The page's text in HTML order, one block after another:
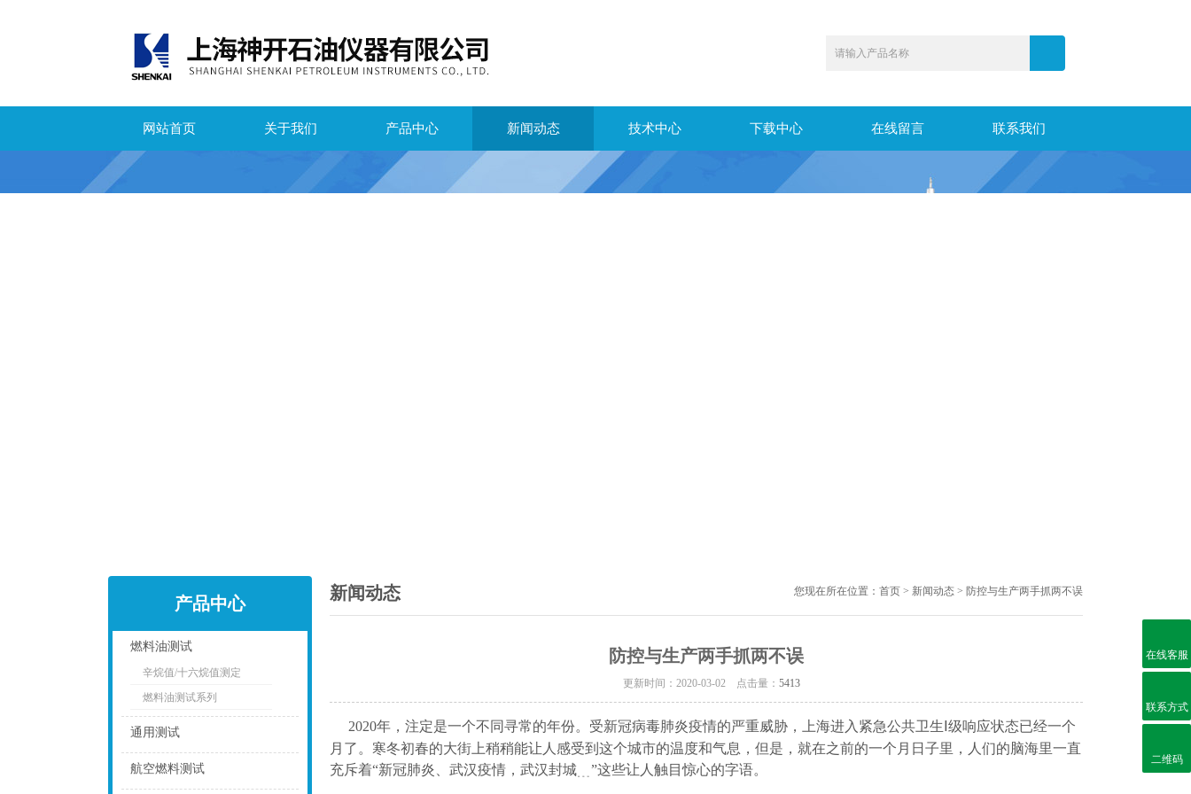
网站首页 关于我们 产品中心 新闻动态 技术中心 下载中心 在线留言 联系我们
产品中心
燃料油测试
点击
辛烷值/十六烷值测定
燃料油测试系列
通用测试
航空燃料测试
新闻动态 您现在所在位置： 首页 > 新闻动态 > 防控与生产两手抓两不误
防控与生产两手抓两不误
更新时间：2020-03-02 点击量： 5413
2020年，注定是一个不同寻常的年份。受新冠病毒肺炎疫情的严重威胁，上海进入紧急公共卫生Ⅰ级响应状态已经一个
月了。寒冬初春的大街上稍稍能让人感受到这个城市的温度和气息，但是，就在之前的一个月日子里，人们的脑海里一直
充斥着“新冠肺炎、武汉疫情，武汉封城﹍”这些让人触目惊心的字语。
在线客服
联系方式
二维码